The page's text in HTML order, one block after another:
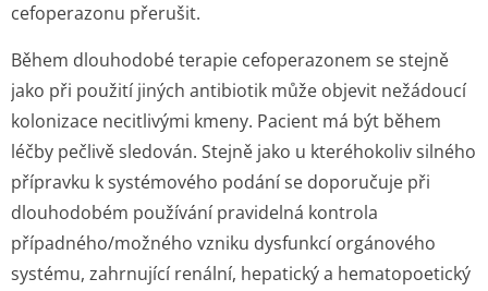
cefoperazonu přerušit.
Během dlouhodobé terapie cefoperazonem se stejně
jako při použití jiných antibiotik může objevit nežádoucí
kolonizace necitlivými kmeny. Pacient má být během
léčby pečlivě sledován. Stejně jako u kteréhokoliv silného
přípravku k systémového podání se doporučuje při
dlouhodobém používání pravidelná kontrola
případného/možného vzniku dysfunkcí orgánového
systému, zahrnující renální, hepatický a hematopoetický